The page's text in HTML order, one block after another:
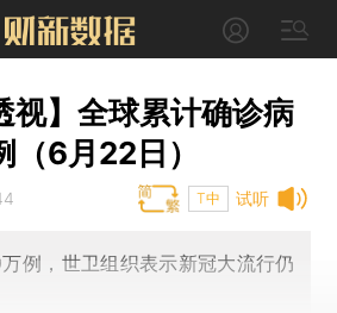
视】全球累计确诊病
6月22日）
试听
T中
例，世卫组织表示新冠大流行仍